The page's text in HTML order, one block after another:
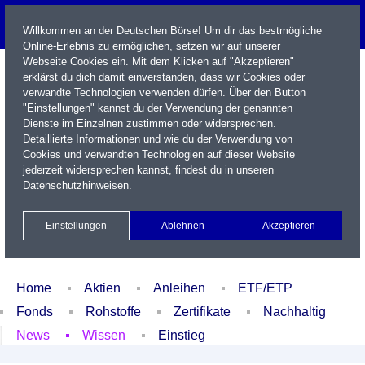
Name / WKN / ISIN / Kürzel
Xetra Realtime
Watchlist Portfolio Login
Home Aktien Anleihen
ETF/ETP
Fonds
Rohstoffe Zertifikate
Nachhaltig
News
Wissen Einstieg
Willkommen an der Deutschen Börse! Um dir das bestmögliche
Online-Erlebnis zu ermöglichen, setzen wir auf unserer
Webseite Cookies ein. Mit dem Klicken auf "Akzeptieren"
erklärst du dich damit einverstanden, dass wir Cookies oder
verwandte Technologien verwenden dürfen. Über den Button
"Einstellungen" kannst du der Verwendung der genannten
Dienste im Einzelnen zustimmen oder widersprechen.
Detaillierte Informationen und wie du der Verwendung von
Cookies und verwandten Technologien auf dieser Website
jederzeit widersprechen kannst, findest du in unseren
Datenschutzhinweisen.
Einstellungen Ablehnen Akzeptieren